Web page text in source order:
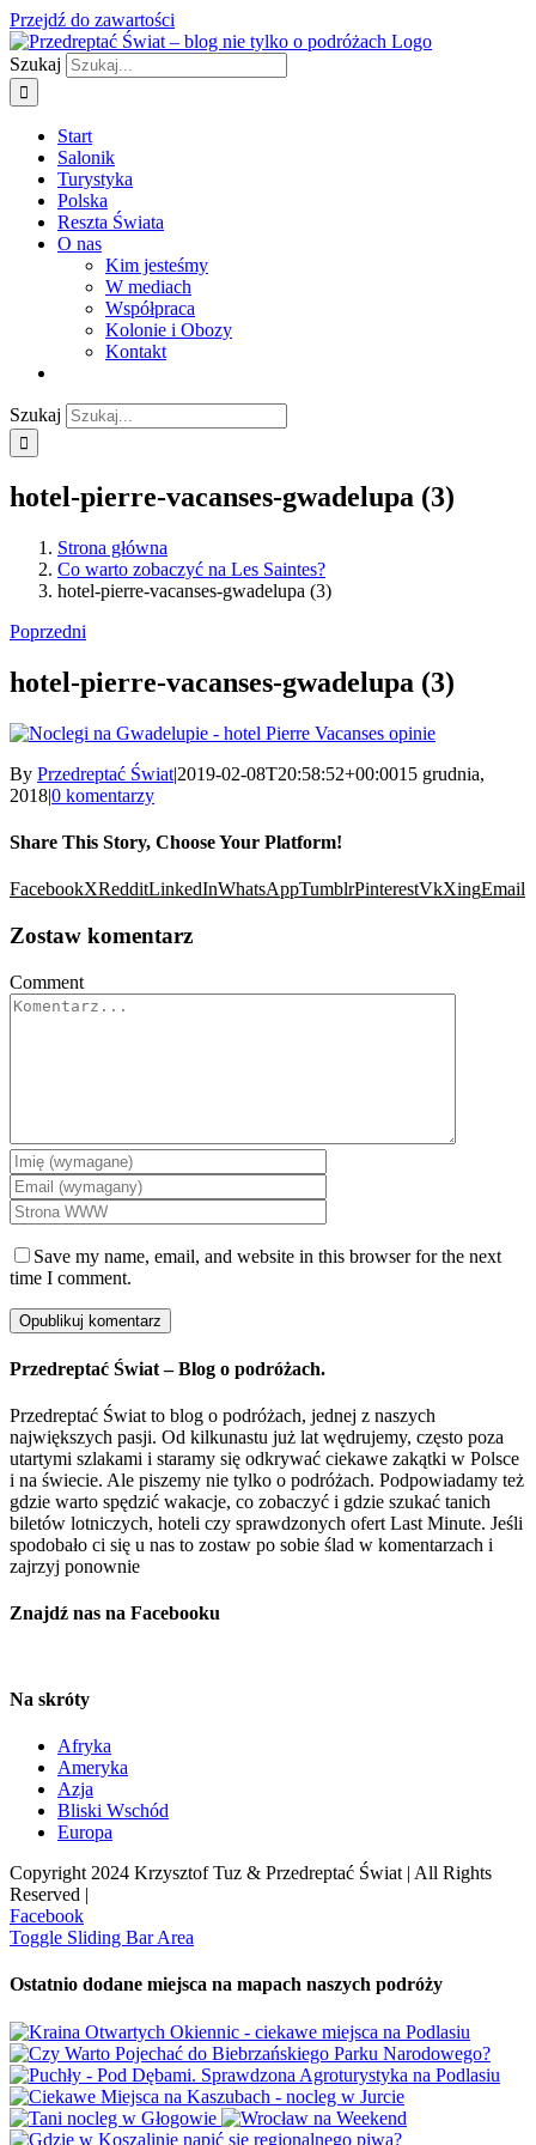
Przejdź do zawartości
Szukaj
Start
Salonik
Turystyka
Polska
Reszta Świata
O nas
Kim jesteśmy
W mediach
Współpraca
Kolonie i Obozy
Kontakt
Szukaj
hotel-pierre-vacanses-gwadelupa (3)
Strona główna
Co warto zobaczyć na Les Saintes?
hotel-pierre-vacanses-gwadelupa (3)
Poprzedni
hotel-pierre-vacanses-gwadelupa (3)
By Przedreptać Świat|2019-02-08T20:58:52+00:0015 grudnia,
2018|0 komentarzy
Share This Story, Choose Your Platform!
FacebookXRedditLinkedInWhatsAppTumblrPinterestVkXingEmail
Zostaw komentarz
Comment
Save my name, email, and website in this browser for the next
time I comment.
Przedreptać Świat – Blog o podróżach.
Przedreptać Świat to blog o podróżach, jednej z naszych
największych pasji. Od kilkunastu już lat wędrujemy, często poza
utartymi szlakami i staramy się odkrywać ciekawe zakątki w Polsce
i na świecie. Ale piszemy nie tylko o podróżach. Podpowiadamy też
gdzie warto spędzić wakacje, co zobaczyć i gdzie szukać tanich
biletów lotniczych, hoteli czy sprawdzonych ofert Last Minute. Jeśli
spodobało ci się u nas to zostaw po sobie ślad w komentarzach i
zajrzyj ponownie
Znajdź nas na Facebooku
Na skróty
Afryka
Ameryka
Azja
Bliski Wschód
Europa
Copyright 2024 Krzysztof Tuz & Przedreptać Świat | All Rights
Reserved |
Facebook
Toggle Sliding Bar Area
Ostatnio dodane miejsca na mapach naszych podróży